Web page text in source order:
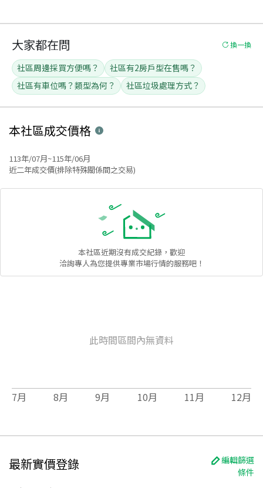
大家都在問 換一換
社區周邊採買方便嗎？
社區有2房戶型在售嗎？
社區有車位嗎？類型為何？
社區垃圾處理方式？
本社區成交價格
113年/07月~115年/06月
近二年成交價(排除特殊關係間之交易)
本社區近期沒有成交紀錄，歡迎
洽詢專人為您提供專業市場行情的服務吧！
此時間區間內無資料
7月 8月 9月 10月 11月 12月
最新實價登錄
編輯篩選
條件